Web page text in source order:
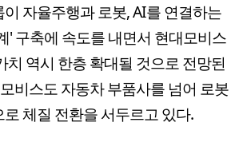
자율주행과 로봇, AI를 연결하는
' 구축에 속도를 내면서 현대모비스
치 역시 한층 확대될 것으로 전망된
비스도 자동차 부품사를 넘어 로봇
체질 전환을 서두르고 있다.